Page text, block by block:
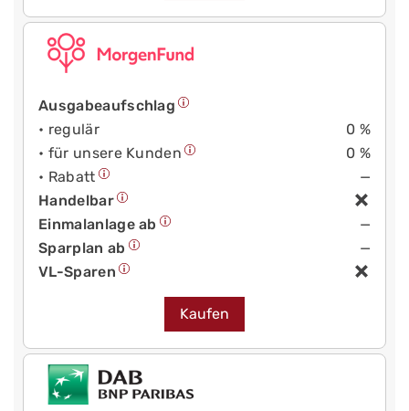
Ausgabeaufschlag
• regulär
0 %
• für unsere Kunden
0 %
• Rabatt
—
Handelbar
Einmalanlage ab
—
Sparplan ab
—
VL-Sparen
Kaufen